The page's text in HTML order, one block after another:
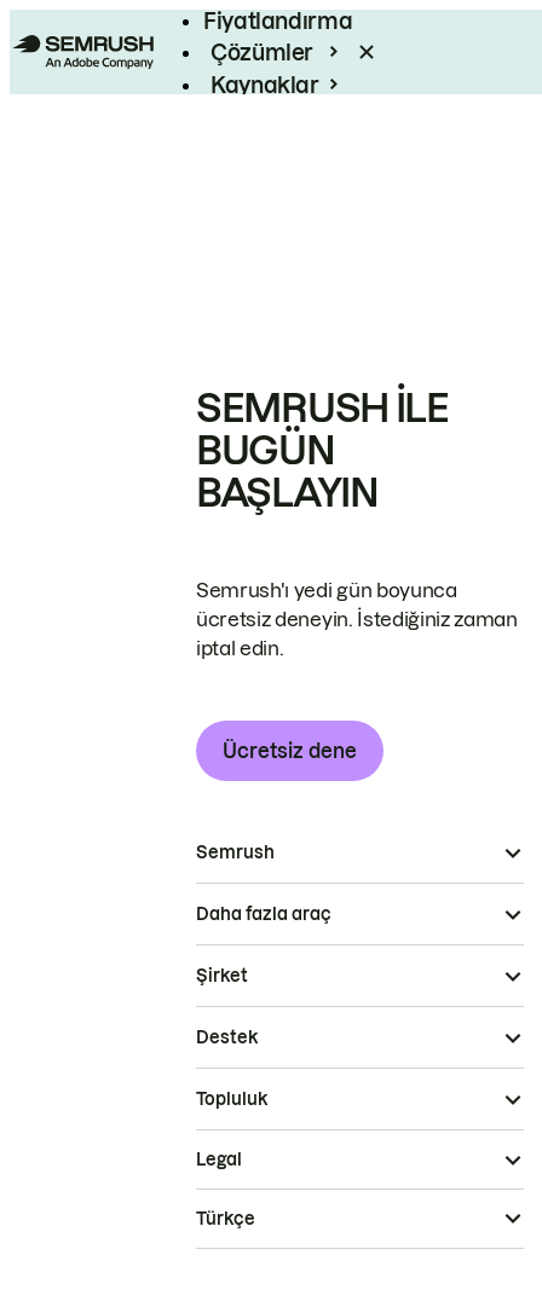
Fiyatlandırma
Çözümler
Kaynaklar
SEMRUSH ILE
BUGÜN
BAŞLAYIN
Semrush'ı yedi gün boyunca
ücretsiz deneyin. İstediğiniz zaman
iptal edin.
Ücretsiz dene
Semrush
Daha fazla araç
Şirket
Destek
Topluluk
Legal
Türkçe